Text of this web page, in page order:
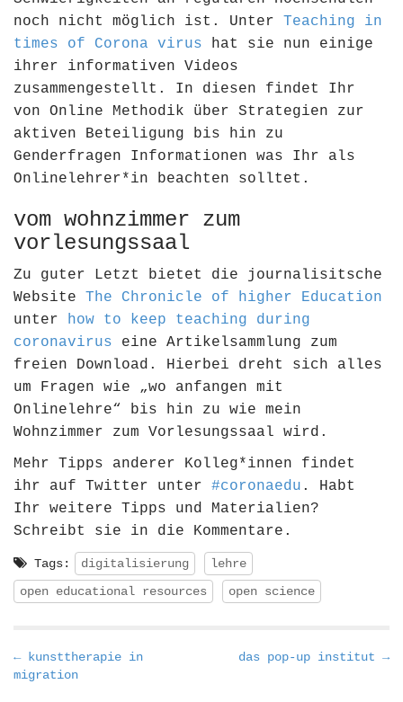
noch nicht möglich ist. Unter Teaching in
times of Corona virus hat sie nun einige
ihrer informativen Videos
zusammengestellt. In diesen findet Ihr
von Online Methodik über Strategien zur
aktiven Beteiligung bis hin zu
Genderfragen Informationen was Ihr als
Onlinelehrer*in beachten solltet.
vom wohnzimmer zum
vorlesungssaal
Zu guter Letzt bietet die journalisitsche
Website The Chronicle of higher Education
unter how to keep teaching during
coronavirus eine Artikelsammlung zum
freien Download. Hierbei dreht sich alles
um Fragen wie „wo anfangen mit
Onlinelehre“ bis hin zu wie mein
Wohnzimmer zum Vorlesungssaal wird.
Mehr Tipps anderer Kolleg*innen findet
ihr auf Twitter unter #coronaedu . Habt
Ihr weitere Tipps und Materialien?
Schreibt sie in die Kommentare.
Tags: digitalisierung
lehre
open educational resources
open science
P
o
← kunsttherapie in
migration
das pop-up institut →